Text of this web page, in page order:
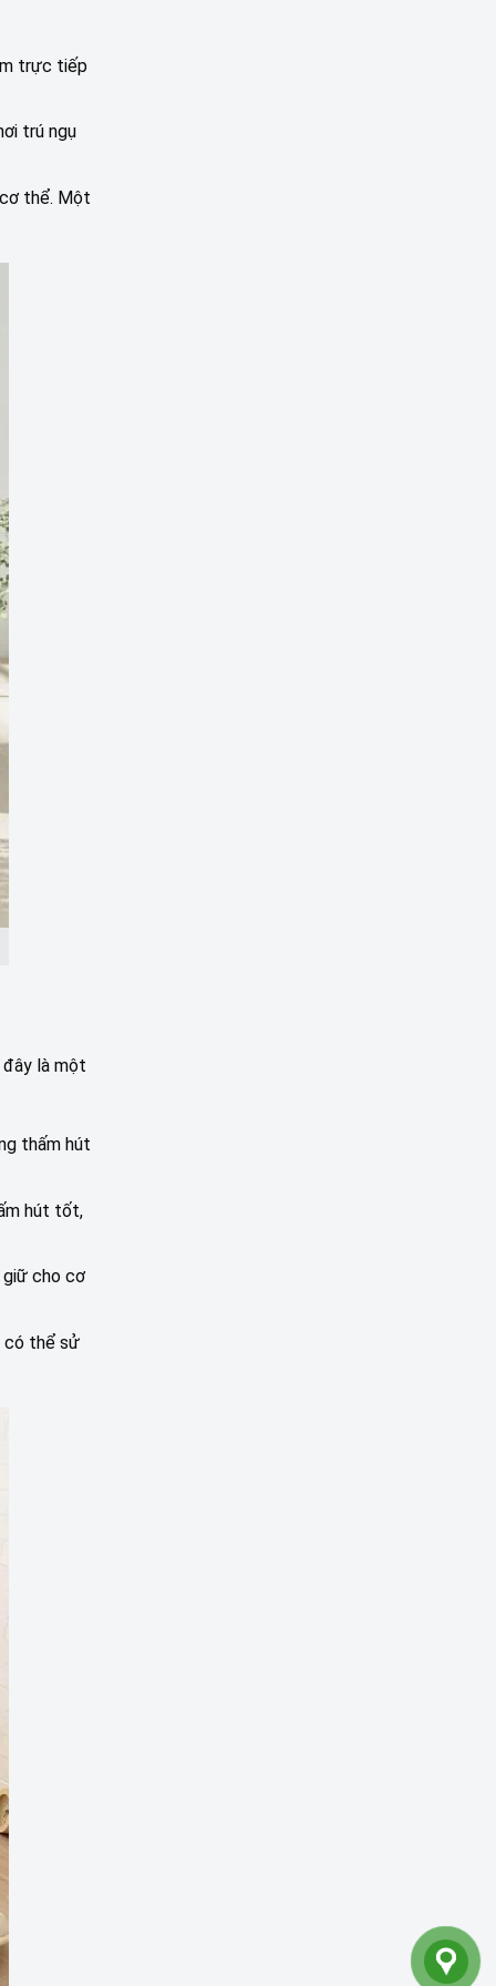
trực tiếp
trú ngụ
thể. Một
đây là một
thấm hút
hút tốt,
giữ cho cơ
có thể sử